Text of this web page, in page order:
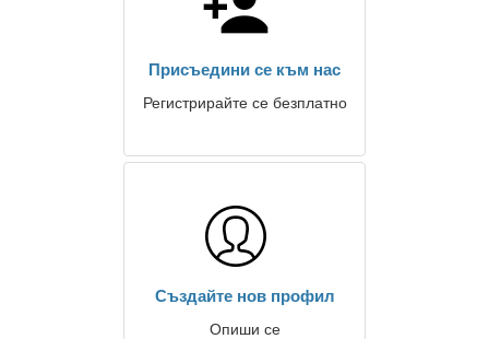
Присъедини се към нас
Регистрирайте се безплатно
Създайте нов профил
Опиши се